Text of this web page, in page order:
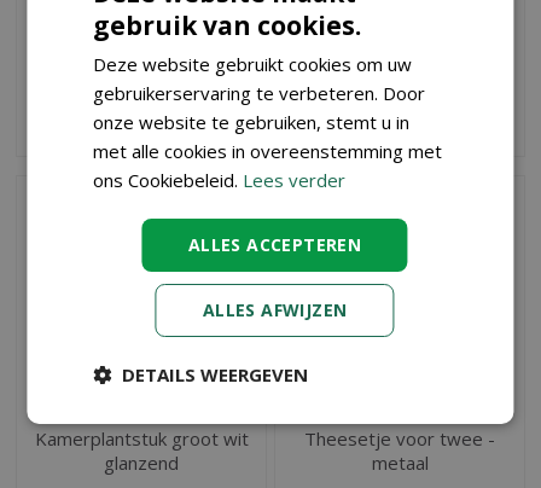
91x58 cm
€ 19,
BESTEL
l13.2b9.4h12.6cm
€ 18
BESTEL
Kamerplantstuk groot wit
glanzend
Theesetje voor twee -
metaal
gebruik van cookies.
Deze website gebruikt cookies om uw
gebruikerservaring te verbeteren. Door
onze website te gebruiken, stemt u in
met alle cookies in overeenstemming met
ons Cookiebeleid. Lees verder
ALLES ACCEPTEREN
ALLES AFWIJZEN
DETAILS WEERGEVEN